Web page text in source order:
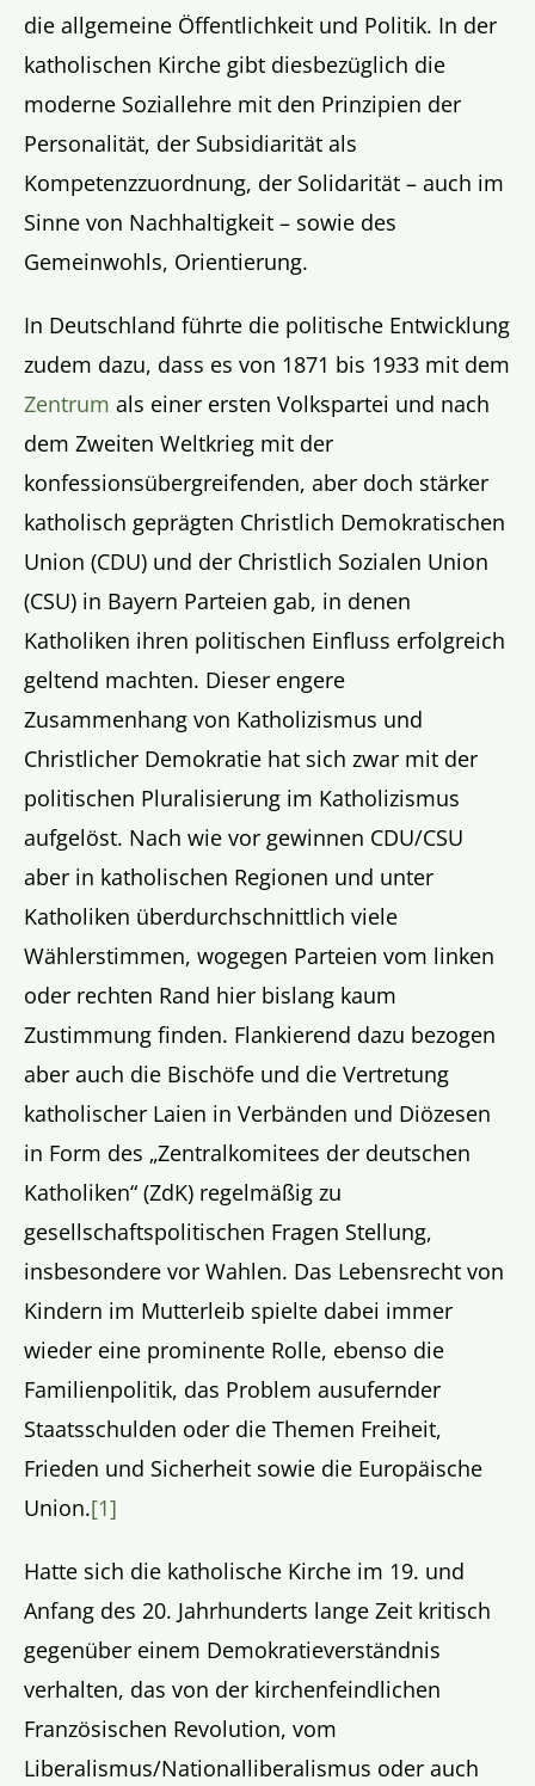
die allgemeine Öffentlichkeit und Politik. In der
katholischen Kirche gibt diesbezüglich die
moderne Soziallehre mit den Prinzipien der
Personalität, der Subsidiarität als
Kompetenzzuordnung, der Solidarität – auch im
Sinne von Nachhaltigkeit – sowie des
Gemeinwohls, Orientierung.
In Deutschland führte die politische Entwicklung
zudem dazu, dass es von 1871 bis 1933 mit dem
Zentrum als einer ersten Volkspartei und nach
dem Zweiten Weltkrieg mit der
konfessionsübergreifenden, aber doch stärker
katholisch geprägten Christlich Demokratischen
Union (CDU) und der Christlich Sozialen Union
(CSU) in Bayern Parteien gab, in denen
Katholiken ihren politischen Einfluss erfolgreich
geltend machten. Dieser engere
Zusammenhang von Katholizismus und
Christlicher Demokratie hat sich zwar mit der
politischen Pluralisierung im Katholizismus
aufgelöst. Nach wie vor gewinnen CDU/CSU
aber in katholischen Regionen und unter
Katholiken überdurchschnittlich viele
Wählerstimmen, wogegen Parteien vom linken
oder rechten Rand hier bislang kaum
Zustimmung finden. Flankierend dazu bezogen
aber auch die Bischöfe und die Vertretung
katholischer Laien in Verbänden und Diözesen
in Form des „Zentralkomitees der deutschen
Katholiken“ (ZdK) regelmäßig zu
gesellschaftspolitischen Fragen Stellung,
insbesondere vor Wahlen. Das Lebensrecht von
Kindern im Mutterleib spielte dabei immer
wieder eine prominente Rolle, ebenso die
Familienpolitik, das Problem ausufernder
Staatsschulden oder die Themen Freiheit,
Frieden und Sicherheit sowie die Europäische
Union.[1]
Hatte sich die katholische Kirche im 19. und
Anfang des 20. Jahrhunderts lange Zeit kritisch
gegenüber einem Demokratieverständnis
verhalten, das von der kirchenfeindlichen
Französischen Revolution, vom
Liberalismus/Nationalliberalismus oder auch